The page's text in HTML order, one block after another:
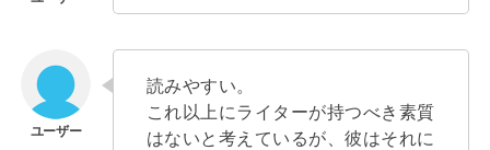
読みやすい。
これ以上にライターが持つべき素質
はないと考えているが、彼はそれに